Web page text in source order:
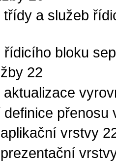
třídy a služeb
řídicího bloku
22
aktualizace
definice přenosu
vrstvy